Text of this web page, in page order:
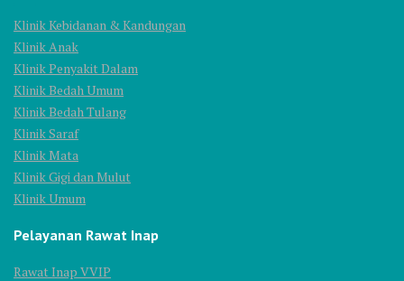
Klinik Kebidanan & Kandungan
Klinik Anak
Klinik Penyakit Dalam
Klinik Bedah Umum
Klinik Bedah Tulang
Klinik Saraf
Klinik Mata
Klinik Gigi dan Mulut
Klinik Umum
Pelayanan Rawat Inap
Rawat Inap VVIP